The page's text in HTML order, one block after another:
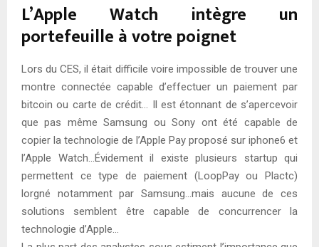
L’Apple Watch intègre un
portefeuille à votre poignet
Lors du CES, il était difficile voire impossible de trouver une
montre connectée capable d’effectuer un paiement par
bitcoin ou carte de crédit… Il est étonnant de s’apercevoir
que pas même Samsung ou Sony ont été capable de
copier la technologie de l’Apple Pay proposé sur iphone6 et
l’Apple Watch…Évidement il existe plusieurs startup qui
permettent ce type de paiement (LoopPay ou Plactc)
lorgné notamment par Samsung…mais aucune de ces
solutions semblent être capable de concurrencer la
technologie d’Apple…